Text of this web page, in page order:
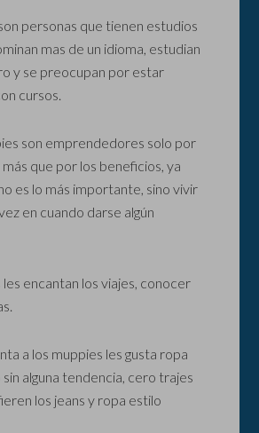
personas que tienen estudios
mas de un idioma, estudian
y se preocupan por estar
cursos.
son emprendedores solo por
que por los beneficios, ya
es lo más importante, sino vivir
en cuando darse algún
encantan los viajes, conocer
a los muppies les gusta ropa
alguna tendencia, cero trajes
los jeans y ropa estilo